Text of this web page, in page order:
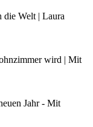
die Welt | Laura
wird | Mit
Jahr - Mit